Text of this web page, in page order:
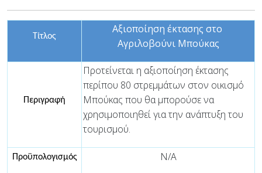
Τίτλος
Αξιοποίηση έκτασης στο
Αγριλοβούνι Μπούκας
Περιγραφή
Προτείνεται η αξιοποίηση έκτασης
περίπου 80 στρεμμάτων στον οικισμό
Μπούκας που θα μπορούσε να
χρησιμοποιηθεί για την ανάπτυξη του
τουρισμού.
Προϋπολογισμός N/A